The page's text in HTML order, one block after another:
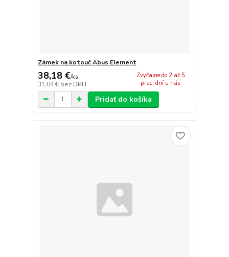
Zámek na kotouč Abus Element
38,18 €/ks
31,04 € bez DPH
Zvyčajne do 2 až 5
prac. dní u nás
Pridať do košíka